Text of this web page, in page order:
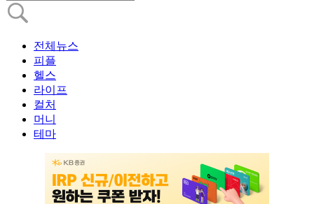
전체뉴스
피플
헬스
라이프
컬처
머니
테마